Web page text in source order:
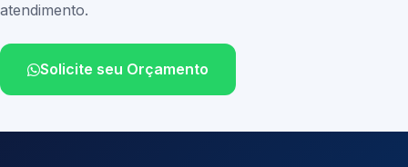
atendimento.
Solicite seu Orçamento